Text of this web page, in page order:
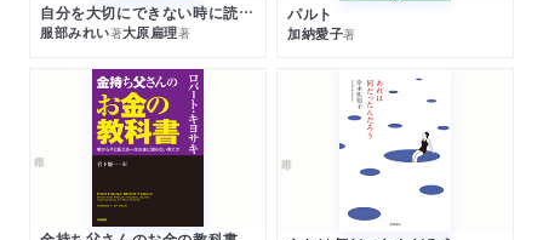
自分を大切にできない時に読む本
服部みれい著大原扁理著
パルト
加納愛子著